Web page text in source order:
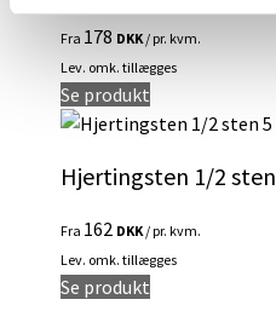
varianter.
Mulighederne
kan
vælges
på
Fra 178 DKK/ pr. kvm.
Lev. omk. tillægges
Se produkt
vare
flere
Mulighederne
kan
vælges
Hjertingsten 1/2
Fra 162 DKK/ pr. kvm.
Lev. omk. tillægges
Se produkt